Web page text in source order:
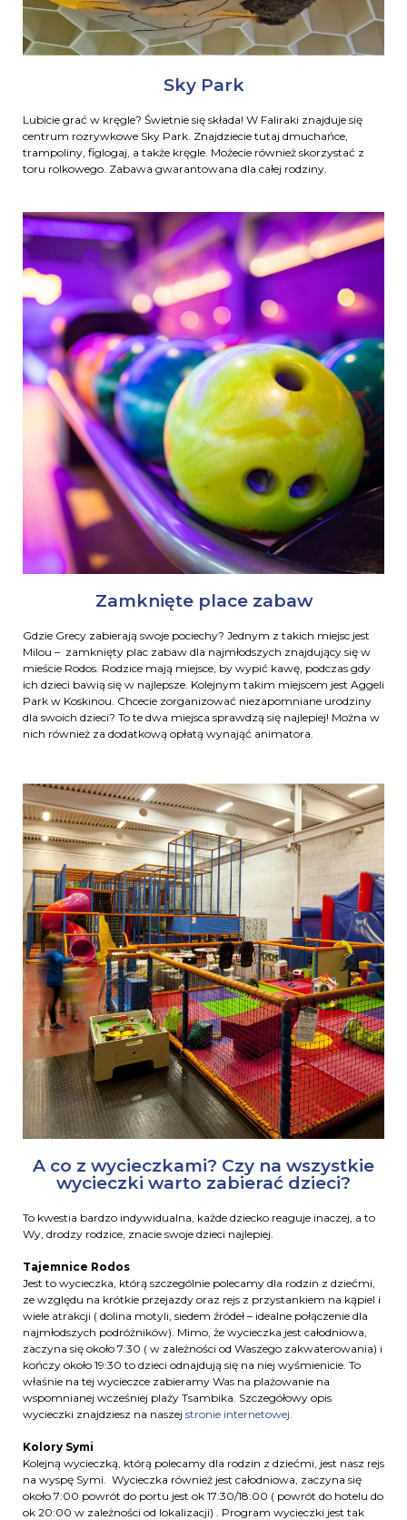
Sky Park
Lubicie grać w kręgle? Świetnie się składa! W Faliraki znajduje się
centrum rozrywkowe Sky Park. Znajdziecie tutaj dmuchańce,
trampoliny, figlogaj, a także kręgle. Możecie również skorzystać z
toru rolkowego. Zabawa gwarantowana dla całej rodziny.
Zamknięte place zabaw
Gdzie Grecy zabierają swoje pociechy? Jednym z takich miejsc jest
Milou – zamknięty plac zabaw dla najmłodszych znajdujący się w
mieście Rodos. Rodzice mają miejsce, by wypić kawę, podczas gdy
ich dzieci bawią się w najlepsze. Kolejnym takim miejscem jest Aggeli
Park w Koskinou. Chcecie zorganizować niezapomniane urodziny
dla swoich dzieci? To te dwa miejsca sprawdzą się najlepiej! Można w
nich również za dodatkową opłatą wynająć animatora.
A co z wycieczkami? Czy na wszystkie
wycieczki warto zabierać dzieci?
To kwestia bardzo indywidualna, każde dziecko reaguje inaczej, a to
Wy, drodzy rodzice, znacie swoje dzieci najlepiej.
Tajemnice Rodos
Jest to wycieczka, którą szczególnie polecamy dla rodzin z dziećmi,
ze względu na krótkie przejazdy oraz rejs z przystankiem na kąpiel i
wiele atrakcji ( dolina motyli, siedem źródeł – idealne połączenie dla
najmłodszych podróżników). Mimo, że wycieczka jest całodniowa,
zaczyna się około 7:30 ( w zależności od Waszego zakwaterowania) i
kończy około 19:30 to dzieci odnajdują się na niej wyśmienicie. To
właśnie na tej wycieczce zabieramy Was na plażowanie na
wspomnianej wcześniej plaży Tsambika. Szczegółowy opis
wycieczki znajdziesz na naszej stronie internetowej
Kolory Symi
Kolejną wycieczką, którą polecamy dla rodzin z dziećmi, jest nasz rejs
na wyspę Symi. Wycieczka również jest całodniowa, zaczyna się
około 7:00 powrót do portu jest ok 17:30/18:00 ( powrót do hotelu do
ok 20:00 w zależności od lokalizacji) . Program wycieczki jest tak